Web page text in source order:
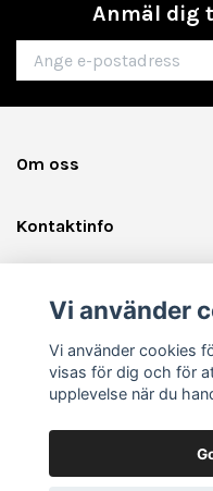
Anmäl dig
Om oss
Kontaktinfo
Sociala medier
Vi använder
Vi använder cookies
visas för dig och för
upplevelse när du